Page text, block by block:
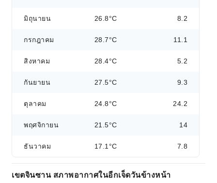
มิถุนายน 26.8°C 8.2
กรกฎาคม 28.7°C 11.1
สิงหาคม 28.4°C 5.2
กันยายน 27.5°C 9.3
ตุลาคม 24.8°C 24.2
พฤศจิกายน 21.5°C 14
ธันวาคม 17.1°C 7.8
เขตจินซาน สภาพอากาศในอีกเจ็ดวันข้างหน้า